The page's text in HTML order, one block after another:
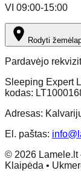
VI 09:00-15:00
Rodyti
Pardavėjo
Sleeping Expert
kodas:
Adresas:
El. paštas:
© 2026
Klaipėda •